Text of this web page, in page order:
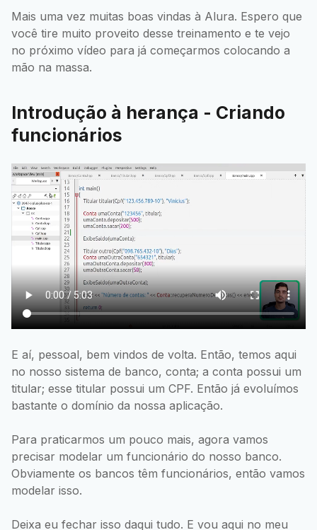
Mais uma vez muitas boas vindas à Alura. Espero que
você tire muito proveito desse treinamento e te vejo
no próximo vídeo para já começarmos colocando a
mão na massa.
Introdução à herança - Criando
funcionários
E aí, pessoal, bem vindos de volta. Então, temos aqui
no nosso sistema de banco, conta; a conta possui um
titular; esse titular possui um CPF. Então já evoluímos
bastante o domínio da nossa aplicação.
Para praticarmos um pouco mais, agora vamos
precisar modelar um funcionário do nosso banco.
Obviamente os bancos têm funcionários, então vamos
modelar isso.
Deixa eu fechar isso daqui tudo. E vou aqui no meu